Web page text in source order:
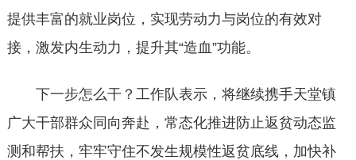
提供丰富的就业岗位，实现劳动力与岗位的有效对
接，激发内生动力，提升其“造血”功能。
下一步怎么干？工作队表示，将继续携手天堂镇
广大干部群众同向奔赴，常态化推进防止返贫动态监
测和帮扶，牢牢守住不发生规模性返贫底线，加快补